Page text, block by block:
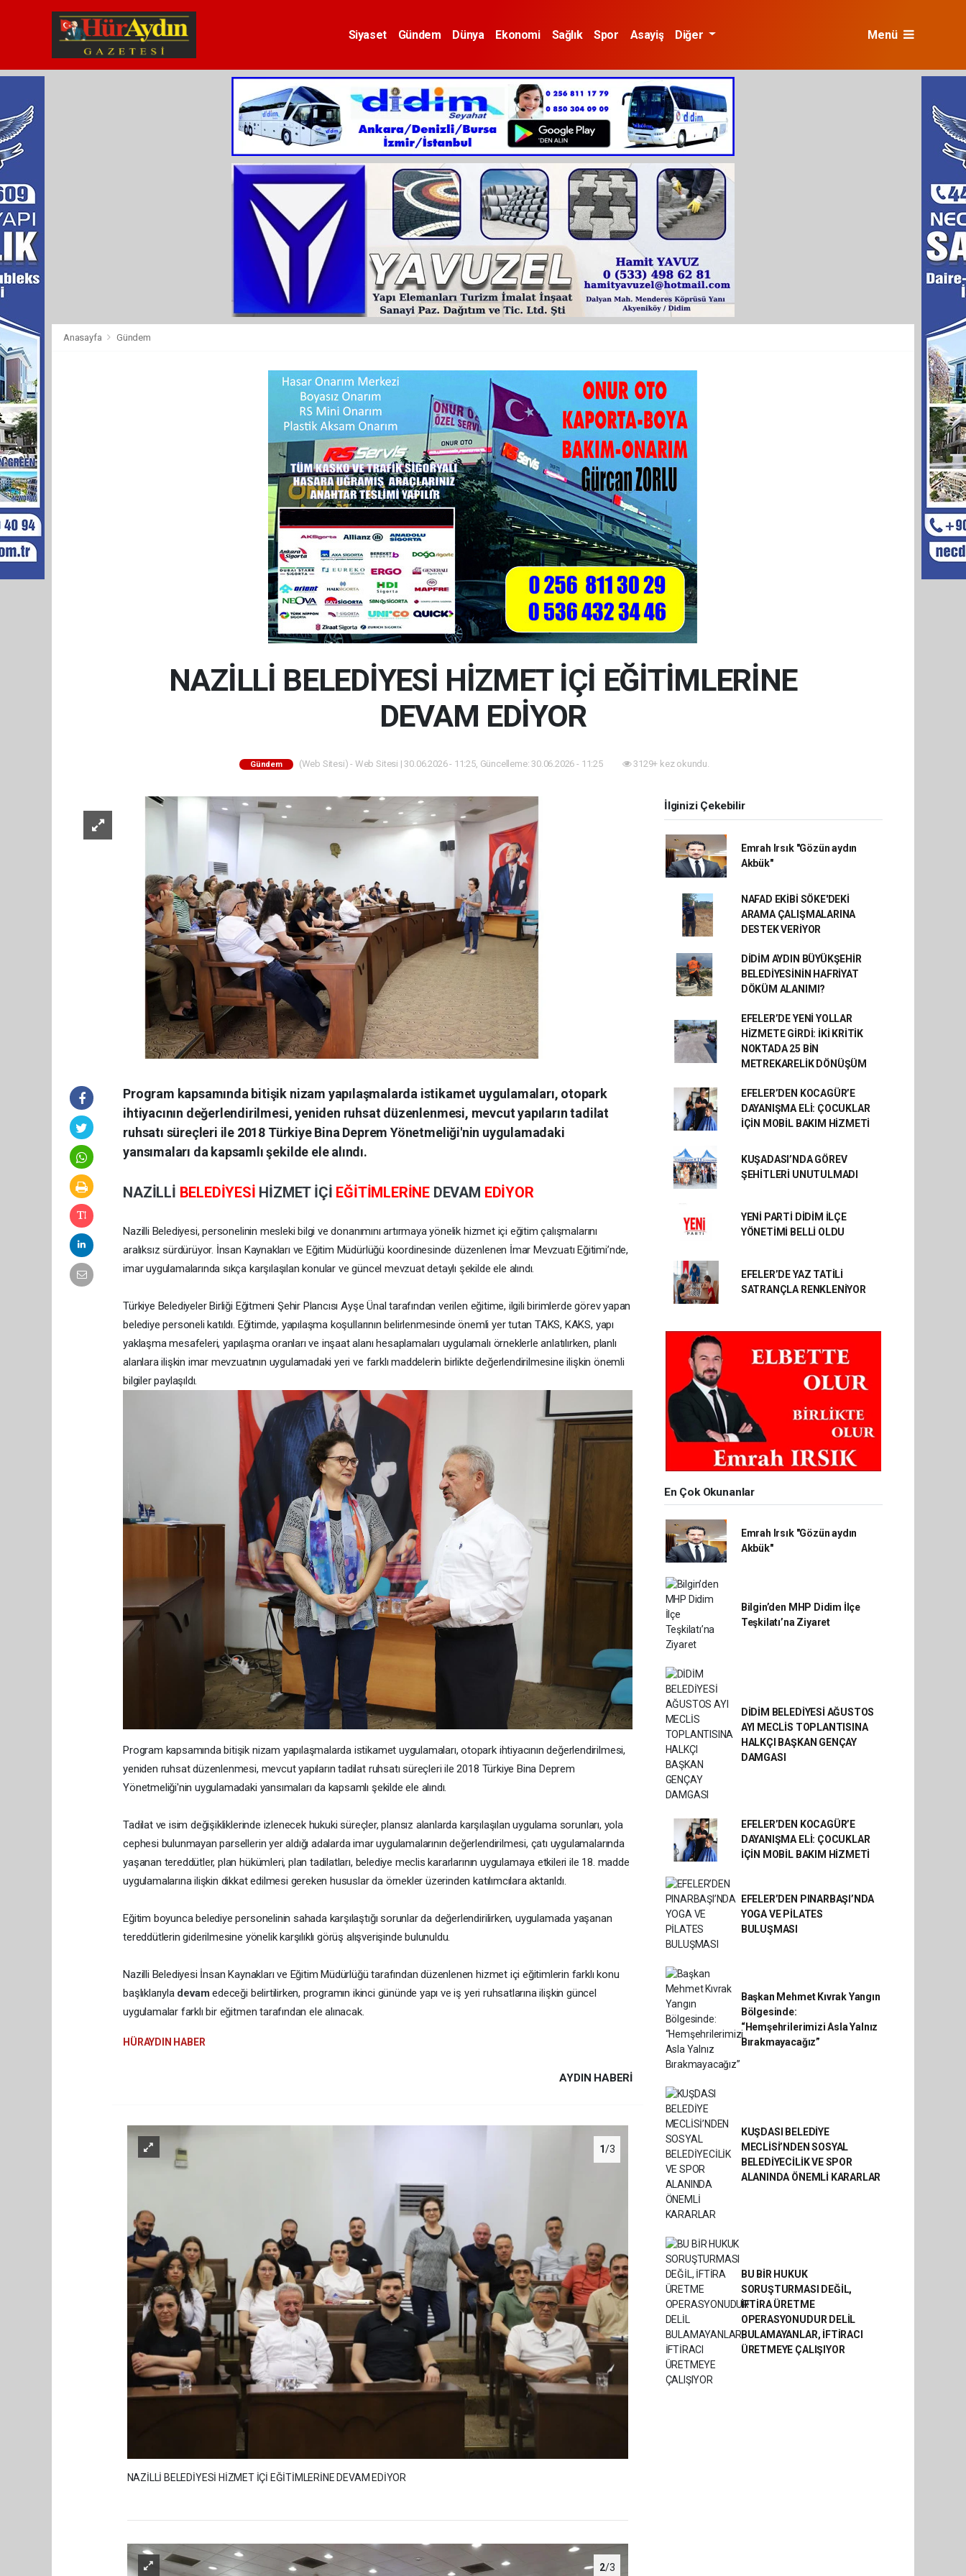
Siyaset Gündem Dünya Ekonomi Sağlık Spor Asayiş Diğer Menü
Anasayfa Gündem
NAZİLLİ BELEDİYESİ HİZMET İÇİ EĞİTİMLERİNE
DEVAM EDİYOR
Gündem (Web Sitesi) - Web Sitesi | 30.06.2026 - 11:25, Güncelleme: 30.06.2026 - 11:25 3129+ kez okundu.
Program kapsamında bitişik nizam yapılaşmalarda istikamet uygulamaları, otopark
ihtiyacının değerlendirilmesi, yeniden ruhsat düzenlenmesi, mevcut yapıların tadilat
ruhsatı süreçleri ile 2018 Türkiye Bina Deprem Yönetmeliği'nin uygulamadaki
yansımaları da kapsamlı şekilde ele alındı.
NAZİLLİ BELEDİYESİ HİZMET İÇİ EĞİTİMLERİNE DEVAM EDİYOR
Nazilli Belediyesi, personelinin mesleki bilgi ve donanımını artırmaya yönelik hizmet içi eğitim çalışmalarını
aralıksız sürdürüyor. İnsan Kaynakları ve Eğitim Müdürlüğü koordinesinde düzenlenen İmar Mevzuatı Eğitimi’nde,
imar uygulamalarında sıkça karşılaşılan konular ve güncel mevzuat detaylı şekilde ele alındı.
Türkiye Belediyeler Birliği Eğitmeni Şehir Plancısı Ayşe Ünal tarafından verilen eğitime, ilgili birimlerde görev yapan
belediye personeli katıldı. Eğitimde, yapılaşma koşullarının belirlenmesinde önemli yer tutan TAKS, KAKS, yapı
yaklaşma mesafeleri, yapılaşma oranları ve inşaat alanı hesaplamaları uygulamalı örneklerle anlatılırken, planlı
alanlara ilişkin imar mevzuatının uygulamadaki yeri ve farklı maddelerin birlikte değerlendirilmesine ilişkin önemli
bilgiler paylaşıldı.
Program kapsamında bitişik nizam yapılaşmalarda istikamet uygulamaları, otopark ihtiyacının değerlendirilmesi,
yeniden ruhsat düzenlenmesi, mevcut yapıların tadilat ruhsatı süreçleri ile 2018 Türkiye Bina Deprem
Yönetmeliği'nin uygulamadaki yansımaları da kapsamlı şekilde ele alındı.
Tadilat ve isim değişikliklerinde izlenecek hukuki süreçler, plansız alanlarda karşılaşılan uygulama sorunları, yola
cephesi bulunmayan parsellerin yer aldığı adalarda imar uygulamalarının değerlendirilmesi, çatı uygulamalarında
yaşanan tereddütler, plan hükümleri, plan tadilatları, belediye meclis kararlarının uygulamaya etkileri ile 18. madde
uygulamalarına ilişkin dikkat edilmesi gereken hususlar da örnekler üzerinden katılımcılara aktarıldı.
Eğitim boyunca belediye personelinin sahada karşılaştığı sorunlar da değerlendirilirken, uygulamada yaşanan
tereddütlerin giderilmesine yönelik karşılıklı görüş alışverişinde bulunuldu.
Nazilli Belediyesi İnsan Kaynakları ve Eğitim Müdürlüğü tarafından düzenlenen hizmet içi eğitimlerin farklı konu
başlıklarıyla devamedeceği belirtilirken, programın ikinci gününde yapı ve iş yeri ruhsatlarına ilişkin güncel
uygulamalar farklı bir eğitmen tarafından ele alınacak.
HÜRAYDIN HABER
AYDIN HABERİ
1/3
NAZİLLİ BELEDİYESİ HİZMET İÇİ EĞİTİMLERİNE DEVAM EDİYOR
2/3
İlginizi Çekebilir
Emrah Irsık "Gözün aydın
Akbük"
NAFAD EKİBİ SÖKE'DEKİ
ARAMA ÇALIŞMALARINA
DESTEK VERİYOR
DİDİM AYDIN BÜYÜKŞEHİR
BELEDİYESİNİN HAFRİYAT
DÖKÜM ALANIMI?
EFELER’DE YENİ YOLLAR
HİZMETE GİRDİ: İKİ KRİTİK
NOKTADA 25 BİN
METREKARELİK DÖNÜŞÜM
EFELER’DEN KOCAGÜR’E
DAYANIŞMA ELİ: ÇOCUKLAR
İÇİN MOBİL BAKIM HİZMETİ
KUŞADASI’NDA GÖREV
ŞEHİTLERİ UNUTULMADI
YENİ PARTİ DİDİM İLÇE
YÖNETİMİ BELLİ OLDU
EFELER’DE YAZ TATİLİ
SATRANÇLA RENKLENİYOR
En Çok Okunanlar
Emrah Irsık "Gözün aydın
Akbük"
Bilgin’den MHP Didim İlçe
Teşkilatı’na Ziyaret
DİDİM BELEDİYESİ AĞUSTOS
AYI MECLİS TOPLANTISINA
HALKÇI BAŞKAN GENÇAY
DAMGASI
EFELER’DEN KOCAGÜR’E
DAYANIŞMA ELİ: ÇOCUKLAR
İÇİN MOBİL BAKIM HİZMETİ
EFELER’DEN PINARBAŞI’NDA
YOGA VE PİLATES
BULUŞMASI
Başkan Mehmet Kıvrak Yangın
Bölgesinde:
“Hemşehrilerimizi Asla Yalnız
Bırakmayacağız”
KUŞDASI BELEDİYE
MECLİSİ’NDEN SOSYAL
BELEDİYECİLİK VE SPOR
ALANINDA ÖNEMLİ KARARLAR
BU BİR HUKUK
SORUŞTURMASI DEĞİL,
İFTİRA ÜRETME
OPERASYONUDUR DELİL
BULAMAYANLAR, İFTİRACI
ÜRETMEYE ÇALIŞIYOR